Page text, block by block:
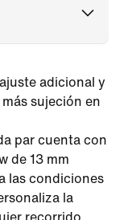
adicional y
sujeción en
par cuenta con
de 13 mm
las condiciones
la
recorrido.